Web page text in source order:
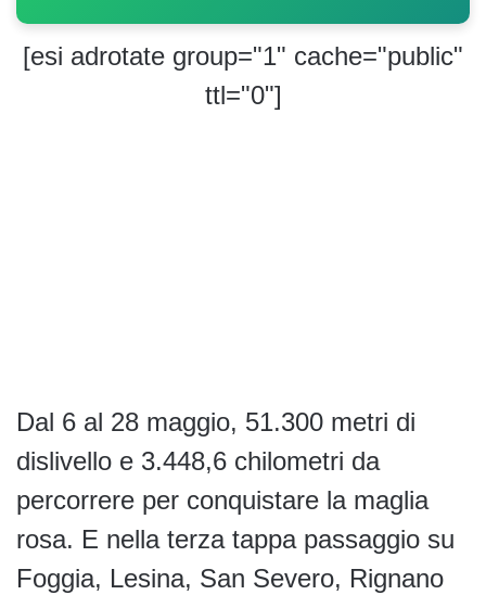
[esi adrotate group="1" cache="public"
ttl="0"]
Dal 6 al 28 maggio, 51.300 metri di
dislivello e 3.448,6 chilometri da
percorrere per conquistare la maglia
rosa. E nella terza tappa passaggio su
Foggia, Lesina, San Severo, Rignano